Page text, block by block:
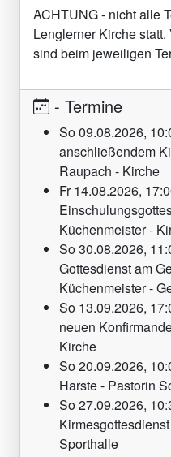
ACHTUNG - nicht alle
Lenglerner Kirche
sind beim jeweiligen
- Termine
So 09.08.2026,
anschließendem
Raupach - Kirche
Fr 14.08.2026,
Küchenmeister -
So 30.08.2026,
Gottesdienst am
Küchenmeister -
So 13.09.2026,
neuen
Kirche
So 20.09.2026,
Harste - Pastorin
So 27.09.2026,
Sporthalle